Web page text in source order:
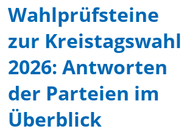
Wahlprüfsteine
zur Kreistagswahl
2026: Antworten
der Parteien im
Überblick